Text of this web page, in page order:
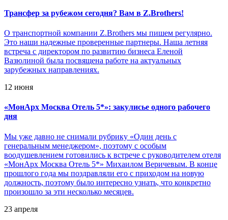
Трансфер за рубежом сегодня? Вам в Z.Brothers!
О транспортной компании Z.Brothers мы пишем регулярно.
Это наши надежные проверенные партнеры. Наша летняя
встреча с директором по развитию бизнеса Еленой
Вазюлиной была посвящена работе на актуальных
зарубежных направлениях.
12 июня
«МонАрх Москва Отель 5*»: закулисье одного рабочего
дня
Мы уже давно не снимали рубрику «Один день с
генеральным менеджером», поэтому с особым
воодушевлением готовились к встрече с руководителем отеля
«МонАрх Москва Отель 5*» Михаилом Веричевым. В конце
прошлого года мы поздравляли его с приходом на новую
должность, поэтому было интересно узнать, что конкретно
произошло за эти несколько месяцев.
23 апреля